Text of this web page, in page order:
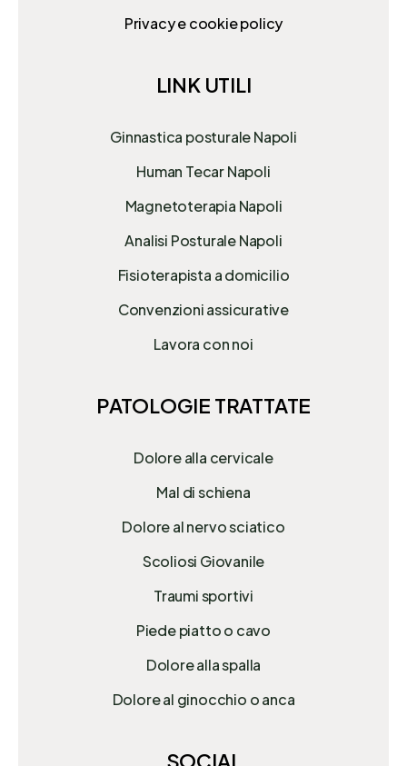
Privacy e cookie policy
LINK UTILI
Ginnastica posturale Napoli
Human Tecar Napoli
Magnetoterapia Napoli
Analisi Posturale Napoli
Fisioterapista a domicilio
Convenzioni assicurative
Lavora con noi
PATOLOGIE TRATTATE
Dolore alla cervicale
Mal di schiena
Dolore al nervo sciatico
Scoliosi Giovanile
Traumi sportivi
Piede piatto o cavo
Dolore alla spalla
Dolore al ginocchio o anca
SOCIAL